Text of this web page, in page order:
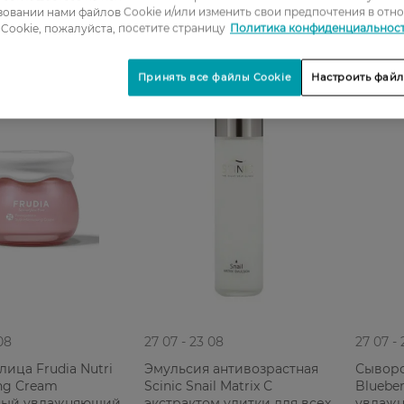
Frudia Nutri
Cream
27 07 - 23 08
Эмульсия антивозрастная
Scinic Snail Matrix С
27 07 -
нами файлов Cookie и/или изменить свои предпочтения в
пожалуйста, посетите страницу Политика
Настроить
Принять все файлы Cookie